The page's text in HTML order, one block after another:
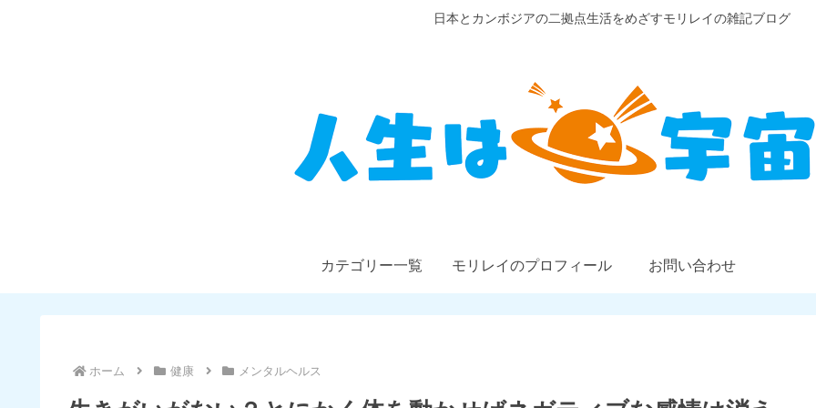
日本とカンボジアの二拠点生活をめざすモリレイの雑記ブログ
カテゴリー一覧 モリレイのプロフィール お問い合わせ
ホーム 健康 メンタルヘルス